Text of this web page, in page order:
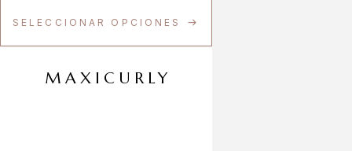
SELECCIONAR OPCIONES
MAXICURLY